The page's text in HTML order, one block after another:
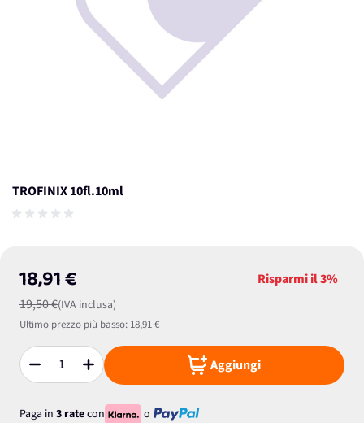
TROFINIX 10fl.10ml
18,91 €
19,50 €(IVA inclusa)
Risparmi il3%
Ultimo prezzo più basso: 18,91 €
Quantità Aggiungi
Paga in 3 ratecon
o